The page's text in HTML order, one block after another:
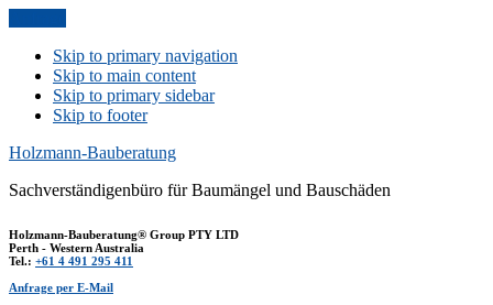
Skip to primary navigation
Skip to main content
Skip to primary sidebar
Skip to footer
Holzmann-Bauberatung
Sachverständigenbüro für Baumängel und Bauschäden
Holzmann-Bauberatung® Group PTY LTD
Perth - Western Australia
Tel.: +61 4 491 295 411
Anfrage per E-Mail